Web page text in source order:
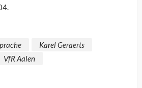
Karel Geraerts
VfR Aalen